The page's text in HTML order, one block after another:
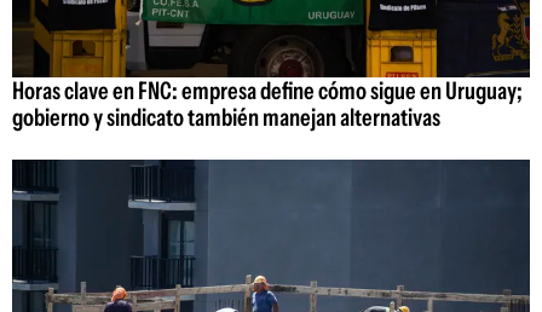
Horas clave en FNC: empresa define cómo sigue en Uruguay;
gobierno y sindicato también manejan alternativas